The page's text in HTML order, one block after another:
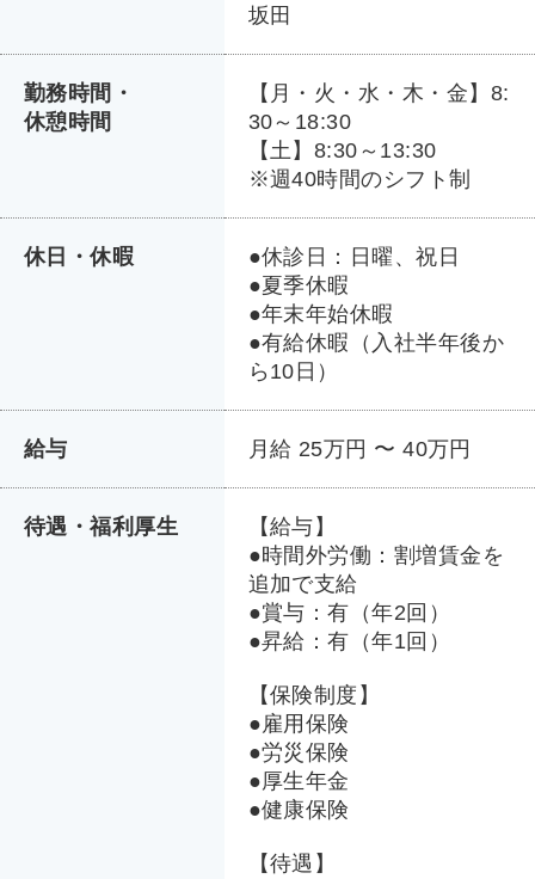
坂田
勤務時間・
休憩時間
【月・火・水・木・金】8:
30～18:30
【土】8:30～13:30
※週40時間のシフト制
休日・休暇
●休診日：日曜、祝日
●夏季休暇
●年末年始休暇
●有給休暇（入社半年後か
ら10日）
給与 月給 25万円 〜 40万円
待遇・福利厚生
【給与】
●時間外労働：割増賃金を
追加で支給
●賞与：有（年2回）
●昇給：有（年1回）
【保険制度】
●雇用保険
●労災保険
●厚生年金
●健康保険
【待遇】